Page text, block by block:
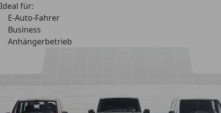
Ideal für:
E-Auto-Fahrer
Business
Anhängerbetrieb